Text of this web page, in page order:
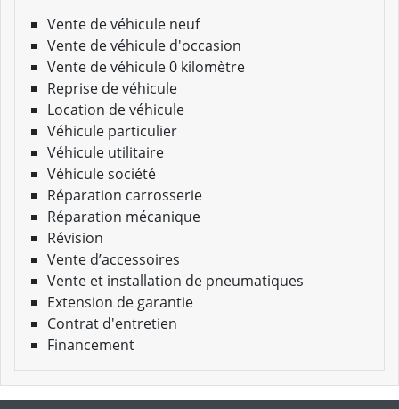
Vente de véhicule neuf
Vente de véhicule d'occasion
Vente de véhicule 0 kilomètre
Reprise de véhicule
Location de véhicule
Véhicule particulier
Véhicule utilitaire
Véhicule société
Réparation carrosserie
Réparation mécanique
Révision
Vente d’accessoires
Vente et installation de pneumatiques
Extension de garantie
Contrat d'entretien
Financement